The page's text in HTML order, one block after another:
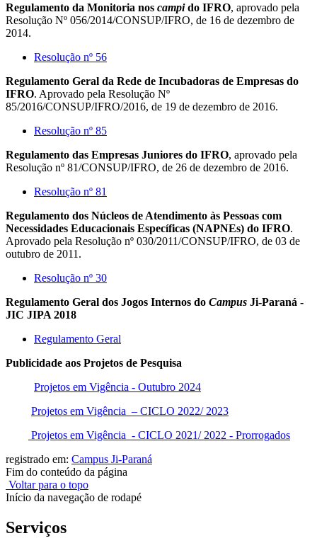
Regulamento da Monitoria nos campido IFRO, aprovado pela
Resolução Nº 056/2014/CONSUP/IFRO, de 16 de dezembro de
2014.
Resolução nº 56
Regulamento Geral da Rede de Incubadoras de Empresas do
IFRO. Aprovado pela Resolução Nº
85/2016/CONSUP/IFRO/2016, de 19 de dezembro de 2016.
Resolução nº 85
Regulamento das Empresas Juniores do IFRO, aprovado pela
Resolução nº 81/CONSUP/IFRO, de 26 de dezembro de 2016.
Resolução nº 81
Regulamento dos Núcleos de Atendimento às Pessoas com
Necessidades Educacionais Específicas (NAPNEs) do IFRO.
Aprovado pela Resolução nº 030/2011/CONSUP/IFRO, de 03 de
outubro de 2011.
Resolução nº 30
Regulamento Geral dos Jogos Internos do Campus Ji-Paraná -
JIC JIPA 2018
Regulamento Geral
Publicidade aos Projetos de Pesquisa
Projetos em Vigência - Outubro 2024
Projetos em Vigência – CICLO 2022/ 2023
Projetos em Vigência - CICLO 2021/ 2022 - Prorrogados
registrado em: Campus Ji-Paraná
Fim do conteúdo da página
Voltar para o topo
Início da navegação de rodapé
Serviços